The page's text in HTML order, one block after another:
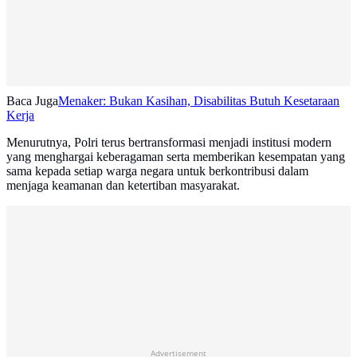
Baca JugaMenaker: Bukan Kasihan, Disabilitas Butuh Kesetaraan
Kerja
Menurutnya, Polri terus bertransformasi menjadi institusi modern
yang menghargai keberagaman serta memberikan kesempatan yang
sama kepada setiap warga negara untuk berkontribusi dalam
menjaga keamanan dan ketertiban masyarakat.
Advertisement